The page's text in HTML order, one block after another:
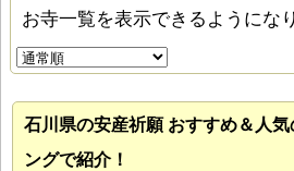
お寺一覧を表示できるようにな
石川県の安産祈願 おすすめ＆人
ングで紹介！